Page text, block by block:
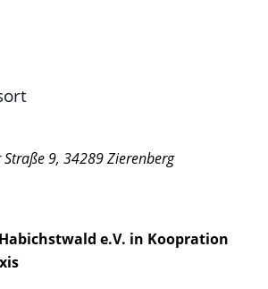
9, 34289 Zierenberg
e.V. in Koopration